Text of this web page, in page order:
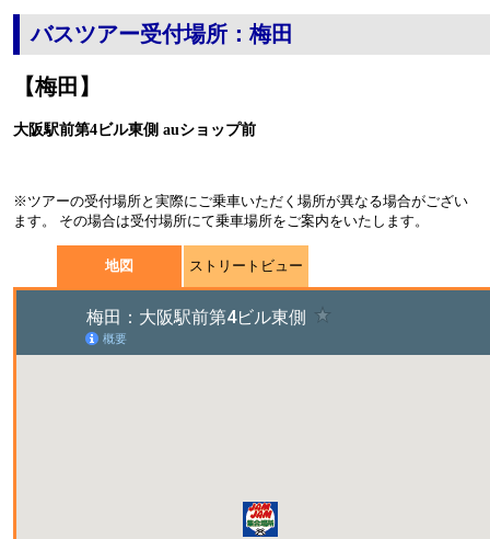
バスツアー受付場所：梅田
【梅田】
大阪駅前第4ビル東側 auショップ前
※ツアーの受付場所と実際にご乗車いただく場所が異なる場合がござい
ます。 その場合は受付場所にて乗車場所をご案内をいたします。
地図 ストリートビュー